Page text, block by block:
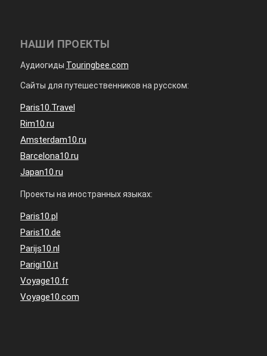
НАШИ ПРОЕКТЫ
Аудиогиды Touringbee.com
Сайты для путешественников на русском:
Paris10.Travel
Rim10.ru
Amsterdam10.ru
Barcelona10.ru
Japan10.ru
Проекты на иностранных языках:
Paris10.pl
Paris10.de
Parijs10.nl
Parigi10.it
Voyage10.fr
Voyage10.com